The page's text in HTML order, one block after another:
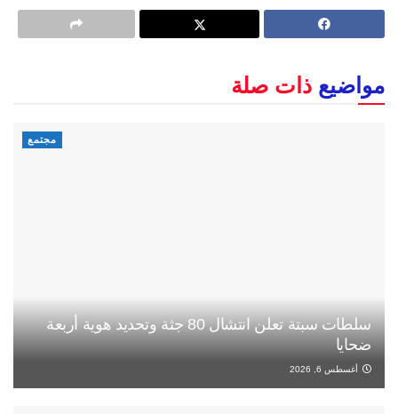
مواضيع ذات صلة
مجتمع
سلطات سبتة تعلن انتشال 80 جثة وتحديد هوية أربعة
ضحايا
أغسطس 6, 2026